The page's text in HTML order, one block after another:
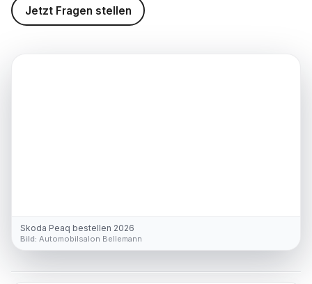
Jetzt Fragen stellen
Skoda Peaq bestellen 2026
Bild: Automobilsalon Bellemann